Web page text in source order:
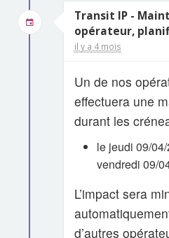
Transit IP -
opérateur,
il y a 4 mois
Un de nos
effectuera une
durant les
le jeudi 09/
vendredi 09/
L’impact sera
d’autres